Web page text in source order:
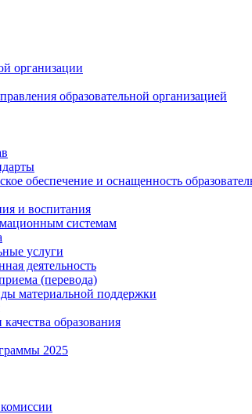
организации
образовательной организацией
обеспечение и оснащенность
и воспитания
системам
услуги
деятельность
(перевода)
материальной поддержки
образования
2025